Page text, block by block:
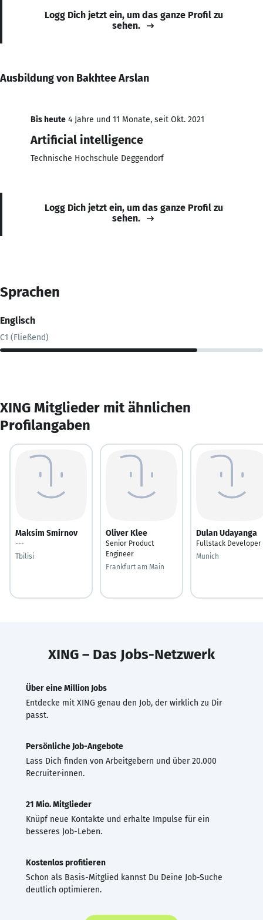
Logg Dich jetzt ein, um das ganze Profil zu
sehen.
Ausbildung von Bakhtee Arslan
Bis heute 4 Jahre und 11 Monate, seit Okt. 2021
Artificial intelligence
Technische Hochschule Deggendorf
Logg Dich jetzt ein, um das ganze Profil zu
sehen.
Sprachen
Englisch
C1 (Fließend)
XING Mitglieder mit ähnlichen
Profilangaben
Maksim Smirnov
---
Tbilisi
Oliver Klee
Senior Product
Engineer
Frankfurt am Main
Dulan Udayanga
Fullstack Developer
Munich
XING – Das Jobs-Netzwerk
Über eine Million Jobs
Entdecke mit XING genau den Job, der wirklich zu Dir
passt.
Persönliche Job-Angebote
Lass Dich finden von Arbeitgebern und über 20.000
Recruiter·innen.
21 Mio. Mitglieder
Knüpf neue Kontakte und erhalte Impulse für ein
besseres Job-Leben.
Kostenlos profitieren
Schon als Basis-Mitglied kannst Du Deine Job-Suche
deutlich optimieren.